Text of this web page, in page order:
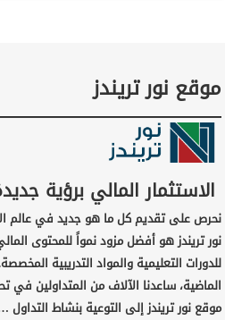
موقع نور تريندز
الاستثمار المالي برؤية
نحرص على تقديم كل ما هو جديد في عالم
نور تريندز هو أفضل مزود نمواً للمحتوى
للدورات التعليمية والمواد التدريبية
الماضية، ساعدنا الآلاف من المتداولين
موقع نور تريندز إلى التوعية بنشاط